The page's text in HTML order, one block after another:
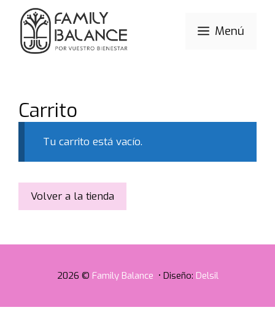
Saltar
contenido
Menú
Carrito
Tu carrito está vacío.
Volver a la tienda
2026 © Family Balance • Diseño: Delsil